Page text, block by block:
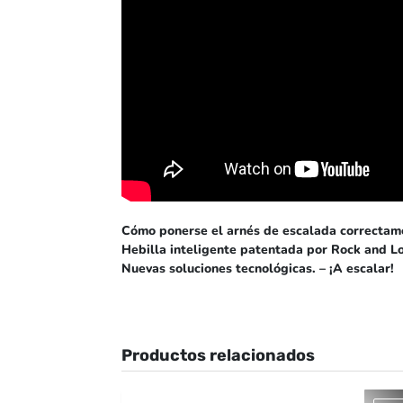
Cómo ponerse el arnés de escalada
Hebilla inteligente patentada por Rock and
Nuevas soluciones tecnológicas. – ¡A escalar!
Productos relacionados